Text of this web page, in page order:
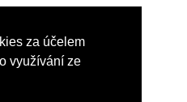
za účelem
využívání ze